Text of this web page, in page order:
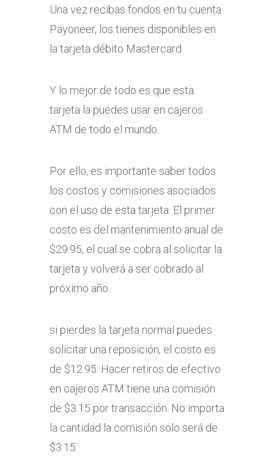
Una vez recibas fondos en tu cuenta
Payoneer, los tienes disponibles en
la tarjeta débito Mastercard.
Y lo mejor de todo es que esta
tarjeta la puedes usar en cajeros
ATM de todo el mundo.
Por ello, es importante saber todos
los costos y comisiones asociados
con el uso de esta tarjeta. El primer
costo es del mantenimiento anual de
$29.95, el cual se cobra al solicitar la
tarjeta y volverá a ser cobrado al
próximo año.
si pierdes la tarjeta normal puedes
solicitar una reposición, el costo es
de $12.95. Hacer retiros de efectivo
en cajeros ATM tiene una comisión
de $3.15 por transacción. No importa
la cantidad la comisión solo será de
$3.15